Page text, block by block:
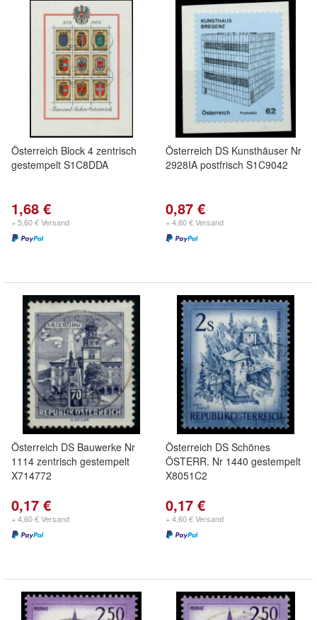
Österreich Block 4 zentrisch
gestempelt S1C8DDA
1,68 €
+ 5,60 € Versand
Österreich DS Kunsthäuser Nr
2928IA postfrisch S1C9042
0,87 €
+ 4,60 € Versand
Österreich DS Bauwerke Nr
1114 zentrisch gestempelt
X714772
0,17 €
+ 4,60 € Versand
Österreich DS Schönes
ÖSTERR. Nr 1440 gestempelt
X8051C2
0,17 €
+ 4,60 € Versand